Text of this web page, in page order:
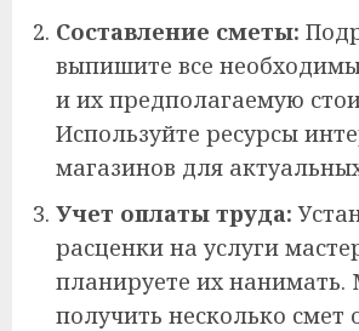
Составление сметы:
выпишите все
и их предполагаемую
Используйте ресурсы
магазинов для
Учет оплаты труда:
расценки на услуги
планируете их
получить несколько смет